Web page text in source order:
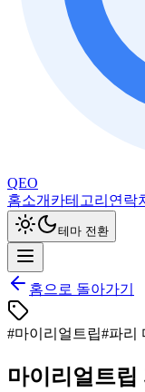
QEO
홈소개 카테고리 연락
테마 전환
홈으로 돌아가기
#마이리얼트립#파리
마이리얼트립